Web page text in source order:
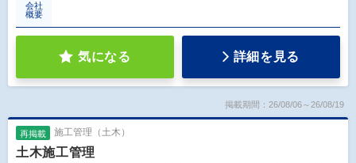
会社
概要
気になる 詳細を見る
掲載期間：26/08/06～26/08/19
再掲載 施工管理（土木）
土木施工管理